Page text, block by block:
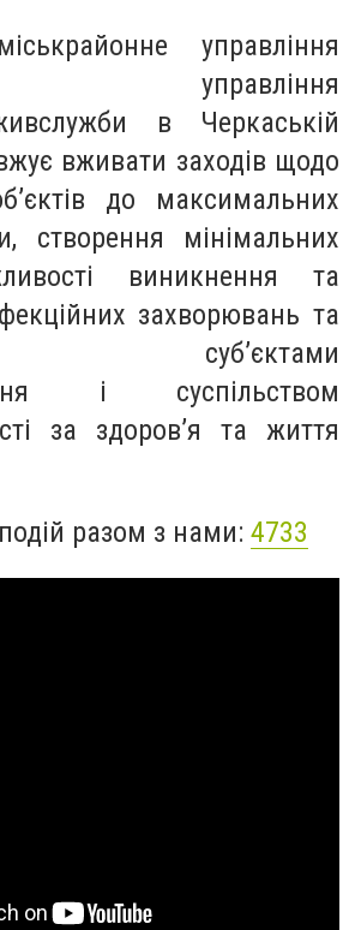
управління
управління
в Черкаській
вживати заходів щодо
до максимальних
створення мінімальних
виникнення та
захворювань та
суб’єктами
і суспільством
за здоров’я та життя
разом з нами: 4733